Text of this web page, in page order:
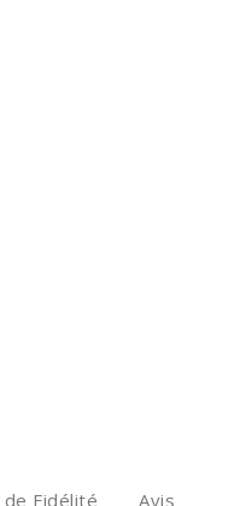
Fidélité Avis